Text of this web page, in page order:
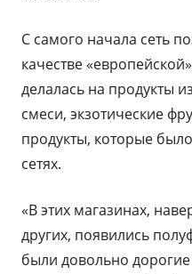
С самого начала сеть
качестве
делалась на продукты
смеси, экзотические
продукты, которые
сетях.
«В этих магазинах,
других, появились
были довольно